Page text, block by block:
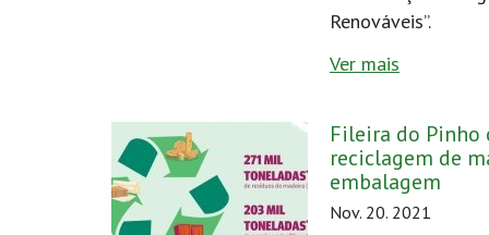
Renováveis”.
Ver mais
Fileira do
reciclagem de
embalagem
Nov. 20. 2021